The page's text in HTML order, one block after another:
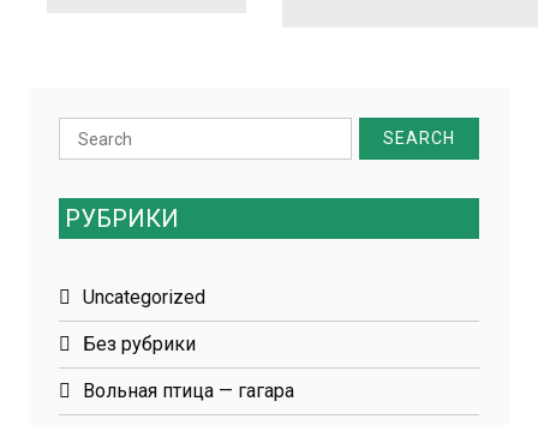
Search
for:
РУБРИКИ
Uncategorized
Без рубрики
Вольная птица — гагара